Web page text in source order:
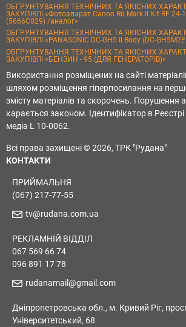
ОБҐРУНТУВАННЯ ТЕХНІЧНИХ ТА ЯКІСНИХ
ЗАКУПІВЛІ «Фотоапарат Canon R6 Mark II Kit RF 24-
(5666C029) /аналог»
ОБҐРУНТУВАННЯ ТЕХНІЧНИХ ТА ЯКІСНИХ
ЗАКУПІВЛІ «PANASONIC DC-GH5 II Body (DC-
ОБҐРУНТУВАННЯ ТЕХНІЧНИХ ТА ЯКІСНИХ
ЗАКУПІВЛІ «БЕНЗИН - 95 (ДЛЯ ГЕНЕРАТОРІВ)»
Використання розміщених на сайті
шляхом розміщення гіперпосилання на
змісту матеріалів та скорочень. Порушення
карається законом. Ідентифікатор в Реєстрі
медіа L 10-0062.
Всі права захищені © 2026, ТРК "Рудана"
КОНТАКТИ
ПРИЙМАЛЬНЯ
(067) 217-77-55
tv@rudana.com.ua
РЕКЛАМНІЙ ВІДДІЛ
067 569 66 74
096 891 17 78
rudanamail@gmail.com
Дніпропетровська обл., м. Кривий Ріг,
Університетський, 68